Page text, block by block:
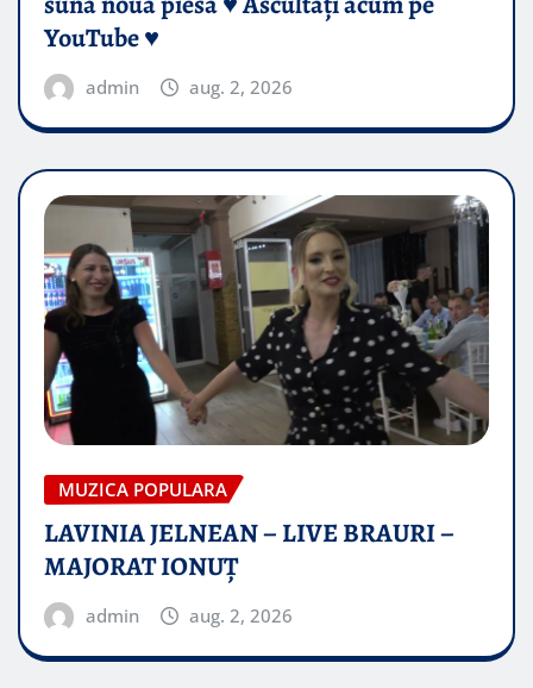
YouTube ♥️
admin aug. 2, 2026
MUZICA POPULARA
LAVINIA JELNEAN – LIVE BRAURI –
MAJORAT IONUŢ
admin aug. 2, 2026